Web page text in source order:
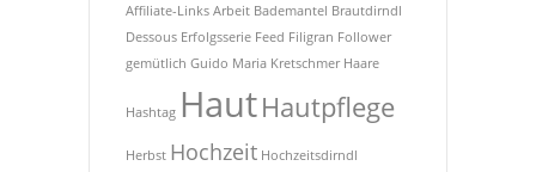
Affiliate-Links Arbeit Bademantel Brautdirndl
Dessous Erfolgsserie Feed Filigran Follower
gemütlich Guido Maria Kretschmer Haare
Hashtag HautHautpflege
Herbst Hochzeit Hochzeitsdirndl